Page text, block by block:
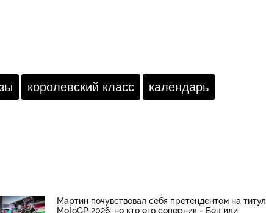
королевский класс календарь
Мартин почувствовал себя претендентом на титул
MotoGP 2026: но кто его соперник - Бец или